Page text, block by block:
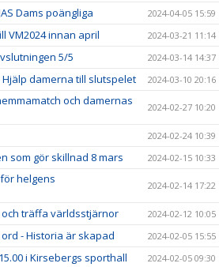
Dams poängliga 2024-04-05 15:59
VM2024 innan april 2024-03-21 11:14
5/5 2024-03-14 14:37
Hjälp damerna till slutspelet 2024-03-10 20:16
och damernas
2024-02-27 10:20
2024-02-24 10:39
som gör skillnad 8 mars 2024-02-15 10:33
helgens
2024-02-14 17:22
träffa världsstjärnor 2024-02-12 10:05
- Historia är skapad 2024-02-05 15:55
i Kirsebergs sporthall 2024-02-05 09:30